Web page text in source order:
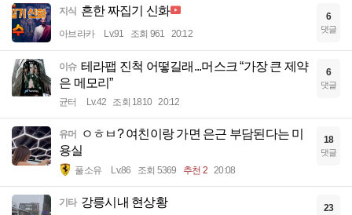
지식 흔한 짜집기 신화
아브라카 Lv.91 조회 961 20:12
6
댓글
이슈 테라팹 진척 어떻길래...머스크 “가장 큰 제약
은 메모리”
균터 Lv.42 조회 1810 20:12
6
댓글
유머
ㅇㅎㅂ? 여친이랑 가면 은근 부담된다는 미
용실
풀소유 Lv.86 조회 5369 추천 2 20:08
18
댓글
기타 강릉시내 현상황 23